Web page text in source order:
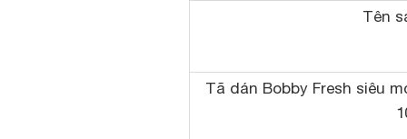
Tên
Tã dán Bobby Fresh siêu